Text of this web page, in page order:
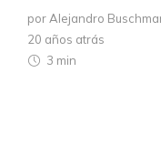
por Alejandro
20 años atrás
3 min